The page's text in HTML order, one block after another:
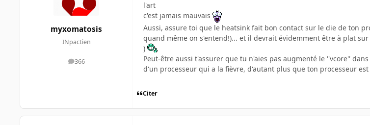
myxomatosis
INpactien
366
messages
l'art
c'est jamais mauvais
Aussi, assure toi que le heatsink fait bon contact sur le die de ton
quand même on s'entend!)... et il devrait évidemment être à plat
)
Peut-être aussi t'assurer que tu n'aies pas augmenté le ''vcore''
d'un processeur qui a la fièvre, d'autant plus que ton processeur
Citer